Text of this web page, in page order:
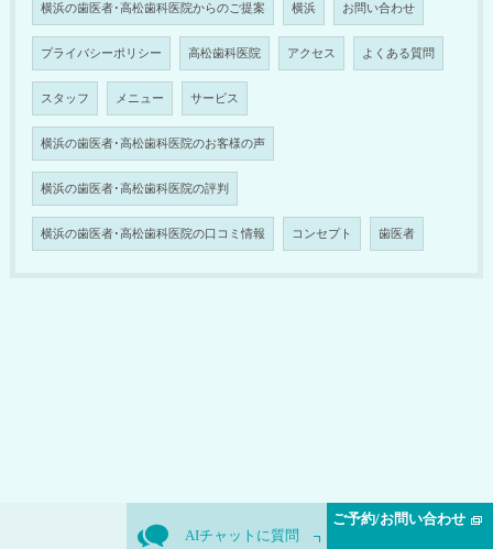
横浜の歯医者･高松歯科医院からのご提案 横浜 お問い合わせ
プライバシーポリシー 高松歯科医院 アクセス よくある質問
スタッフ メニュー サービス
横浜の歯医者･高松歯科医院のお客様の声
横浜の歯医者･高松歯科医院の評判
横浜の歯医者･高松歯科医院の口コミ情報 コンセプト 歯医者
AIチャットに質問
ご予約/お問い合わせ